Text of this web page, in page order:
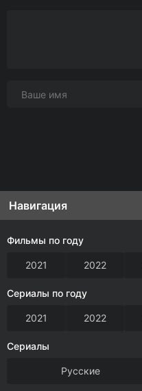
Навигация
Фильмы по году
2021 2022
Сериалы по году
2021 2022
Сериалы
Русские